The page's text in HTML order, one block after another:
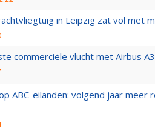
in Leipzig zat vol met
commerciële vlucht met Airbus
ABC-eilanden: volgend jaar meer